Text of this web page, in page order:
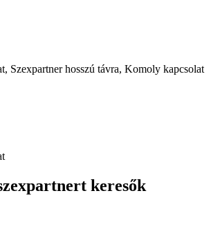
Szexpartner hosszú távra, Komoly kapcsolat
keresők